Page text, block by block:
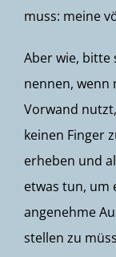
muss: meine
Aber wie, bitte
nennen, wenn
Vorwand
keinen Finger
erheben und
etwas tun, um
angenehme
stellen zu